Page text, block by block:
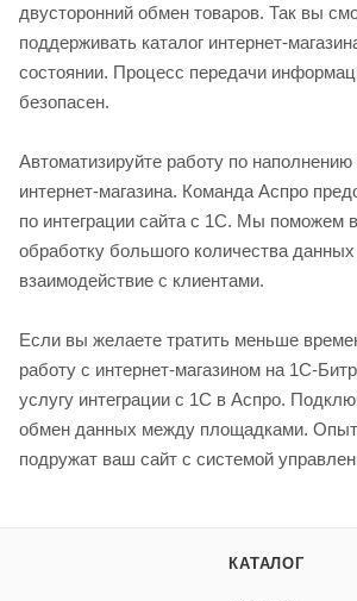
двусторонний обмен товаров. Так вы
поддерживать каталог интернет-
состоянии. Процесс передачи
безопасен.
Автоматизируйте работу по наполнению
интернет-магазина. Команда Аспро
по интеграции сайта с 1С. Мы поможем
обработку большого количества данных
взаимодействие с клиентами.
Если вы желаете тратить меньше
работу с интернет-магазином на 1С-
услугу интеграции с 1С в Аспро.
обмен данных между площадками.
подружат ваш сайт с системой
КАТАЛОГ